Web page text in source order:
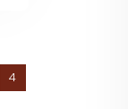
4